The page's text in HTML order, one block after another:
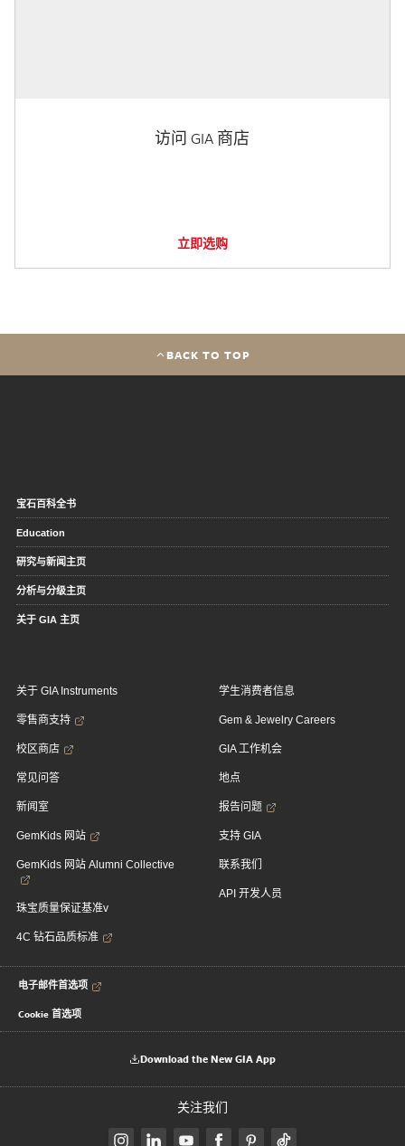
访问 GIA 商店
立即选购
BACK TO TOP
宝石百科全书
Education
研究与新闻主页
分析与分级主页
关于 GIA 主页
关于 GIA Instruments
零售商支持
校区商店
常见问答
新闻室
GemKids 网站
GemKids 网站 Alumni Collective
珠宝质量保证基准v
4C 钻石品质标准
学生消费者信息
Gem & Jewelry Careers
GIA 工作机会
地点
报告问题
支持 GIA
联系我们
API 开发人员
电子邮件首选项
Cookie 首选项
Download the New GIA App
关注我们